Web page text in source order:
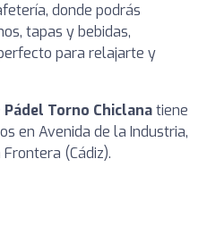
donde podrás
tapas y bebidas,
para relajarte y
Pádel Torno Chiclanatiene
en Avenida de la Industria,
Frontera (Cádiz).